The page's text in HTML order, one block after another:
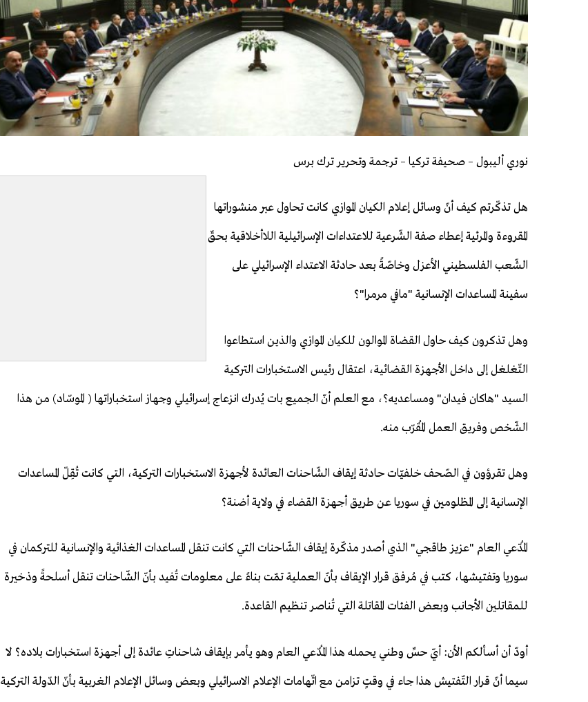
نوري أليبول – صحيفة تركيا – ترجمة وتحرير ترك برس
هل تذكّرتم كيف أنّ وسائل إعلام الكيان الموازي كانت تحاول عبر منشوراتها
المقروءة والمرئية إعطاء صفة الشّرعية للاعتداءات الإسرائيلية اللاأخلاقية بحقّ
الشّعب الفلسطيني الأعزل وخاصّةً بعد حادثة الاعتداء الإسرائيلي على
سفينة المساعدات الإنسانية "مافي مرمرا"؟
وهل تذكرون كيف حاول القضاة الموالون للكيان الموازي والذين استطاعوا
التّغلغل إلى داخل الأجهزة القضائية، اعتقال رئيس الاستخبارات التركية
السيد "هاكان فيدان" ومساعديه؟، مع العلم أنّ الجميع بات يُدرك انزعاج إسرائيلي وجهاز استخباراتها ( الموسّاد) من هذا
الشّخص وفريق العمل المُقرّب منه.
وهل تقرؤون في الصّحف خلفيّات حادثة إيقاف الشّاحنات العائدة لأجهزة الاستخبارات التركية، التي كانت تُقِلّ المساعدات
الإنسانية إلى المظلومين في سوريا عن طريق أجهزة القضاء في ولاية أضنة؟
المُدّعي العام "عزيز طاقجي" الذي أصدر مذكّرة إيقاف الشّاحنات التي كانت تنقل المساعدات الغذائية والإنسانية للتركمان في
سوريا وتفتيشها، كتب في مُرفق قرار الإيقاف بأنّ العملية تمّت بناءً على معلومات تُفيد بأنّ الشّاحنات تنقل أسلحةً وذخيرة
للمقاتلين الأجانب وبعض الفئات المقاتلة التي تُناصر تنظيم القاعدة.
أودّ أن أسألكم الأن: أيّ حسِّ وطني يحمله هذا المُدّعي العام وهو يأمر بإيقاف شاحناتِ عائدة إلى أجهزة استخبارات بلاده؟ لا
سيما أنّ قرار التّفتيش هذا جاء في وقتٍ تزامن مع اتّهامات الإعلام الاسرائيلي وبعض وسائل الإعلام الغربية بأنّ الدّولة التركية